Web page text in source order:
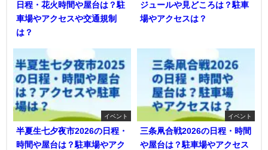
日程・花火時間や屋台は？駐
車場やアクセスや交通規制
は？
ジュールや見どころは？駐車
場やアクセスは？
イベント
半夏生七夕夜市2026の日程・
時間や屋台は？駐車場やアク
イベント
三条凧合戦2026の日程・時間
や屋台は？駐車場やアクセス